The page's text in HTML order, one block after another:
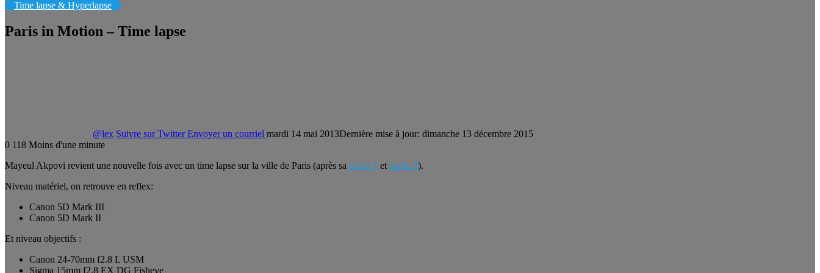
Time lapse & Hyperlapse
Paris in Motion – Time lapse
@lex Suivre sur Twitter Envoyer un courriel mardi 14 mai 2013Dernière mise à jour: dimanche 13 décembre 2015
0 118 Moins d'une minute
Mayeul Akpovi revient une nouvelle fois avec un time lapse sur la ville de Paris (après sa partie 1 et partie 2).
Niveau matériel, on retrouve en reflex:
Canon 5D Mark III
Canon 5D Mark II
Et niveau objectifs :
Canon 24-70mm f2.8 L USM
Sigma 15mm f2.8 EX DG Fisheye